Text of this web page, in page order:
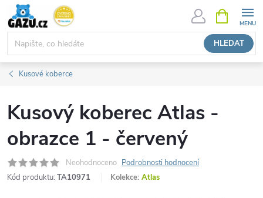
Přejít
obsah
HLEDAT
NÁKUPNÍ
KOŠÍK
Kusové koberce
Kusový koberec Atlas -
obrazce 1 - červený
Neohodnoceno Podrobnosti hodnocení
Kód produktu: TA10971 Kolekce: Atlas